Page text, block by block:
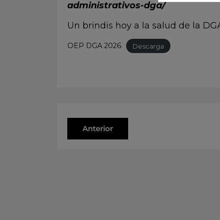
administrativos-dga/
Un brindis hoy a la salud de la
OEP DGA 2026 Descarga
Anterior